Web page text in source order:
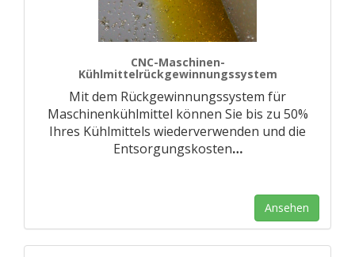
CNC-Maschinen-
Kühlmittelrückgewinnungssystem
Mit dem Rückgewinnungssystem für
Maschinenkühlmittel können Sie bis zu 50%
Ihres Kühlmittels wiederverwenden und die
Entsorgungskosten…
Ansehen